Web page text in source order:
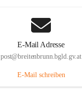
E-Mail Adresse
post@breitenbrunn.bgld.gv.at
E-Mail schreiben